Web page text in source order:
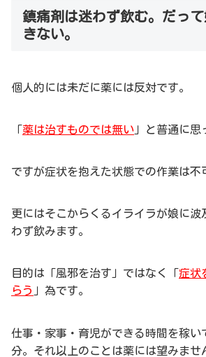
鎮痛剤は迷わず飲む。だっ
きない。
個人的には未だに薬には反対です。
「薬は治すものでは無い 」と普通に思
ですが症状を抱えた状態での作業は不
更にはそこからくるイライラが娘に波
わず飲みます。
目的は「風邪を治す」ではなく「症状
らう 」為です。
仕事・家事・育児ができる時間を稼い
分。それ以上のことは薬には望みませ